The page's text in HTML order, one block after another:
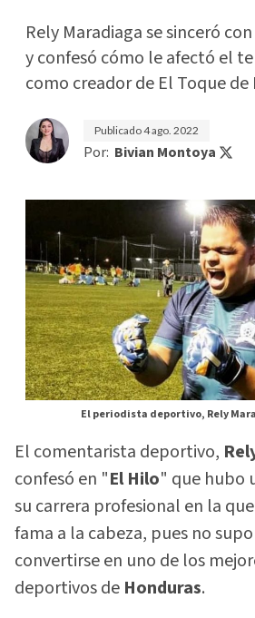
Rely Maradiaga se sinceró
y confesó cómo le afectó el
como creador de El Toque de
Publicado4 ago. 2022
Por: Bivian Montoya
El periodista deportivo, Rely
El comentarista deportivo,
confesó en "El Hilo" que hubo
su carrera profesional en la
fama a la cabeza, pues no
convertirse en uno de los
deportivos de Honduras.